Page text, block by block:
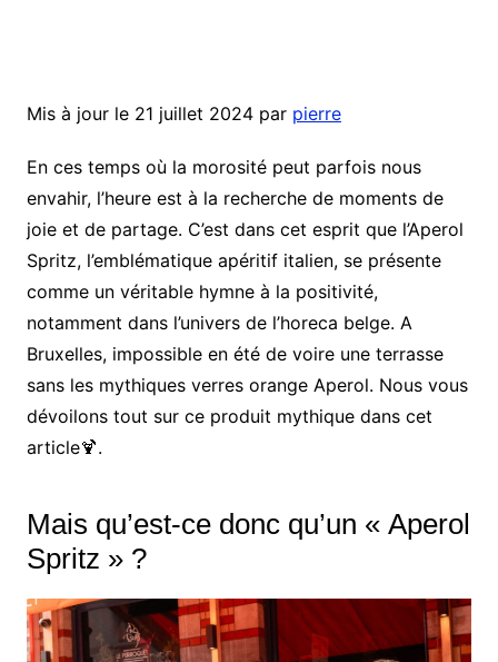
Mis à jour le 21 juillet 2024 par pierre
En ces temps où la morosité peut parfois nous
envahir, l’heure est à la recherche de moments de
joie et de partage. C’est dans cet esprit que l’Aperol
Spritz, l’emblématique apéritif italien, se présente
comme un véritable hymne à la positivité,
notamment dans l’univers de l’horeca belge. A
Bruxelles, impossible en été de voire une terrasse
sans les mythiques verres orange Aperol. Nous vous
dévoilons tout sur ce produit mythique dans cet
article🍹.
Mais qu’est-ce donc qu’un « Aperol
Spritz » ?